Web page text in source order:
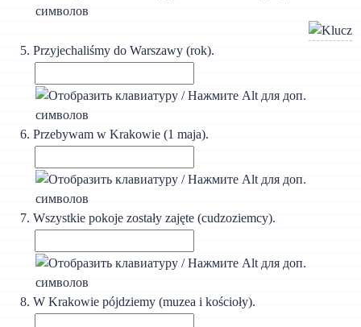
Przyjechaliśmy do Warszawy (rok).
Przebywam w Krakowie (1 maja).
Wszystkie pokoje zostały zajęte (cudzoziemcy).
W Krakowie pójdziemy (muzea i kościoły).